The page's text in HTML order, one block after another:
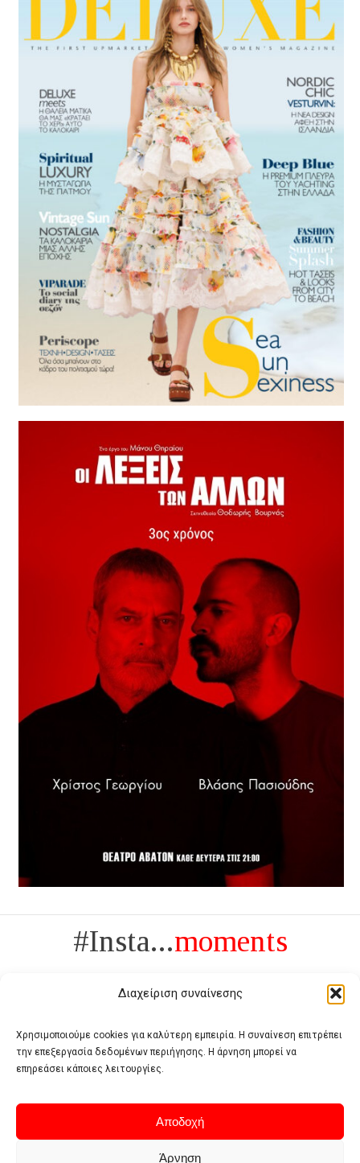
Διαχείριση συναίνεσης
Χρησιμοποιούμε cookies για καλύτερη εμπειρία. Η συναίνεση επιτρέπει
την επεξεργασία δεδομένων περιήγησης. Η άρνηση μπορεί να
επηρεάσει κάποιες λειτουργίες.
Αποδοχή
Άρνηση
#Insta...moments
Πολυτέλεια δεν είναι το αντίθετο της ανέχειας, είναι το αντίθετο της